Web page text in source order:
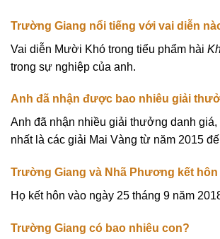
Trường Giang nổi tiếng với vai diễn
Vai diễn Mười Khó trong tiểu phẩm hài
trong sự nghiệp của anh.
Anh đã nhận được bao nhiêu giải
Anh đã nhận nhiều giải thưởng danh giá,
nhất là các giải Mai Vàng từ năm 2015
Trường Giang và Nhã Phương kết hôn
Họ kết hôn vào ngày 25 tháng 9 năm
Trường Giang có bao nhiêu con?